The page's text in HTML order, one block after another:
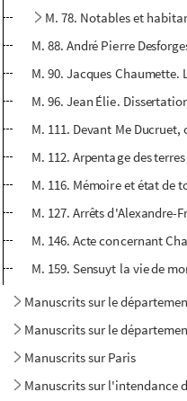
M. 78. Notables et
M. 88. André Pierre
M. 90. Jacques
M. 96. Jean Élie.
M. 111. Devant Me
M. 112. Arpentage des
M. 116. Mémoire et état de
M. 127. Arrêts
M. 146. Acte concernant
M. 159. Sensuyt la vie de
Manuscrits sur le
Manuscrits sur le
Manuscrits sur Paris
Manuscrits sur l'intendance